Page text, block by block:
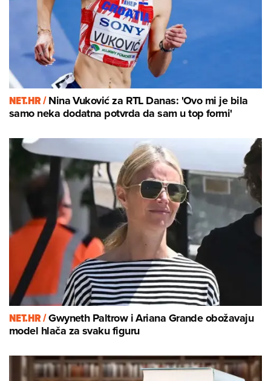
NET.HR /Nina Vuković za RTL Danas: 'Ovo mi je bila
samo neka dodatna potvrda da sam u top formi'
NET.HR /Gwyneth Paltrow i Ariana Grande obožavaju
model hlača za svaku figuru